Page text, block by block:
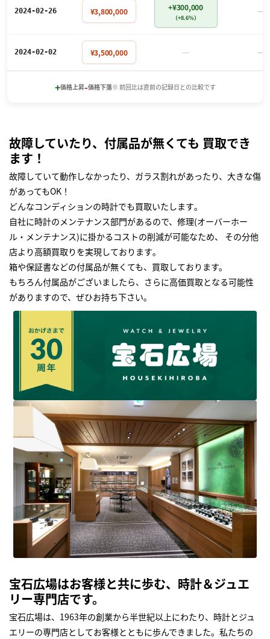
2024-02-26 ¥3,800,000 +¥300,000
（+8.6%） －
2024-02-02 ¥3,500,000 － －
+価格上昇-価格下落※ 前回比は直前の記録日との比較です
故障していたり、付属品が無くても 買取でき
ます！
故障していて動作しなかったり、ガラス割れがあったり、大きな傷
があってもOK！
どんなコンディションの時計でも買取いたします｡
自社に時計のメンテナンス部門があるので、修理(オーバーホー
ル・メンテナンス)に掛かるコストの削減が可能なため、 その分他
店より高額買取りを実現しております｡
箱や保証書などの付属品が無くても、買取しております。
もちろん付属品がございましたら、さらに高価買取となる可能性
がありますので、ぜひお持ち下さい｡
宝石広場はお客様と共に歩む、時計＆ジュエ
リー専門店です。
宝石広場は、1963年の創業から半世紀以上にわたり、時計とジュ
エリーの専門店としてお客様とともに歩んできました。私たちの